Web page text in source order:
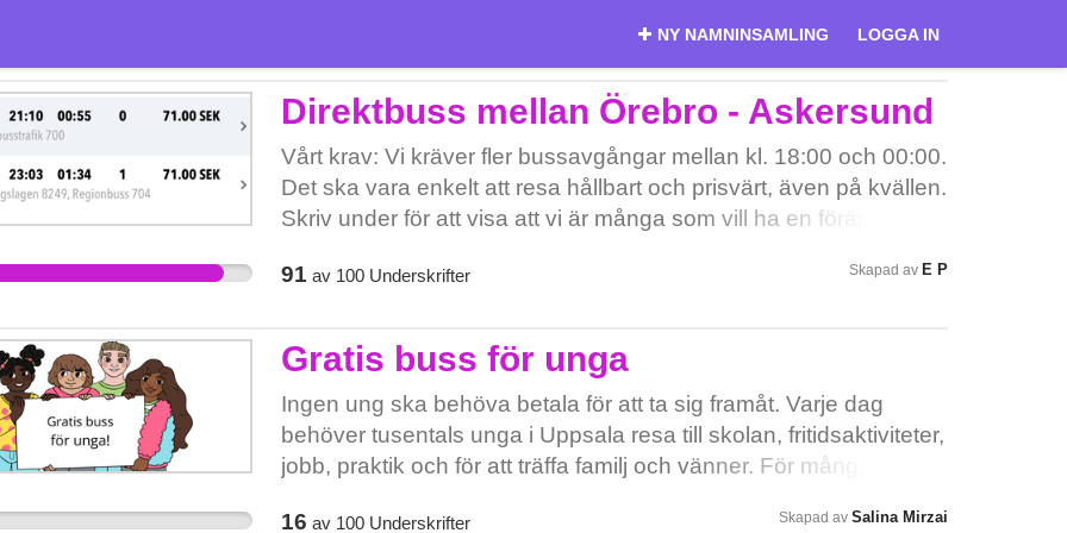
NY NAMNINSAMLING LOGGA IN
Direktbuss mellan Örebro - Askersund
Vårt krav: Vi kräver fler bussavgångar mellan kl. 18:00 och 00:00.
Det ska vara enkelt att resa hållbart och prisvärt, även på kvällen.
Skriv under för att visa att vi är många som vill ha en förändring!!!
91 av 100Underskrifter Skapad av E P
Gratis buss för unga
Ingen ung ska behöva betala för att ta sig framåt. Varje dag
behöver tusentals unga i Uppsala resa till skolan, fritidsaktiviteter,
jobb, praktik och för att träffa familj och vänner. För många
unga tvingas stanna hemma eller tacka nej till viktiga möjligheter.
16 av 100Underskrifter Skapad av Salina Mirzai